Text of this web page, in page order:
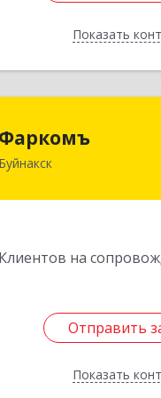
ПоказатьНазад
Фаркомъ
Буйнакск
Клиентов на
Отправить
Показать
Отправить
Назад